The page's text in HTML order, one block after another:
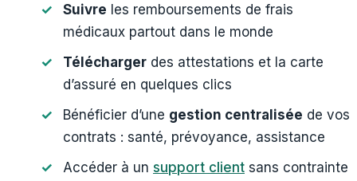
Suivre les remboursements de frais
médicaux partout dans le monde
Télécharger des attestations et la carte
d’assuré en quelques clics
Bénéficier d’une gestion centralisée de vos
contrats : santé, prévoyance, assistance
Accéder à un support client sans contrainte